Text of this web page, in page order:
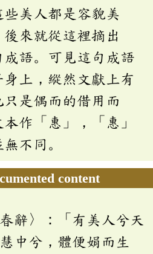
美人都是容貌美
來就從這裡摘出
成語。可見這句成語
上，縱然文獻上有
是偶而的借用而
作「惠」，「惠」
不同。
content
辭〉：「有美人兮天
中兮，體便娟而生